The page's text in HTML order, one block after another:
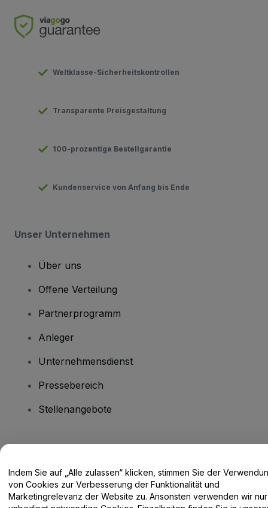
Weltklasse-Sicherheitskontrollen
Transparente Preisgestaltung
100-prozentige Bestellgarantie
Kundenservice von Anfang bis Ende
Unser Unternehmen
Über uns
Offene Verteilung
Partnerprogramm
Anleger
Unternehmensdienst
Pressebereich
Stellenangebote
Hilfe-Center / Kontakt
Indem Sie auf „Alle zulassen“ klicken, stimmen Sie der
von Cookies zur Verbesserung der Funktionalität und
Marketingrelevanz der Website zu. Ansonsten verwenden wir nur